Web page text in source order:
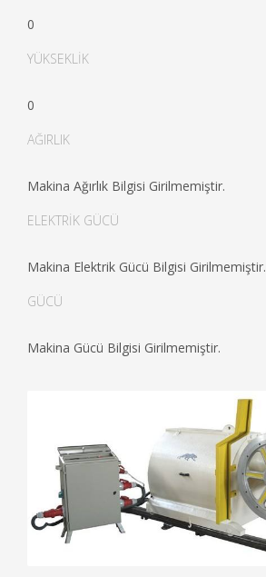
0
YÜKSEKLİK
0
AĞIRLIK
Makina Ağırlık Bilgisi Girilmemiştir.
ELEKTRİK GÜCÜ
Makina Elektrik Gücü Bilgisi Girilmemiştir.
GÜCÜ
Makina Gücü Bilgisi Girilmemiştir.